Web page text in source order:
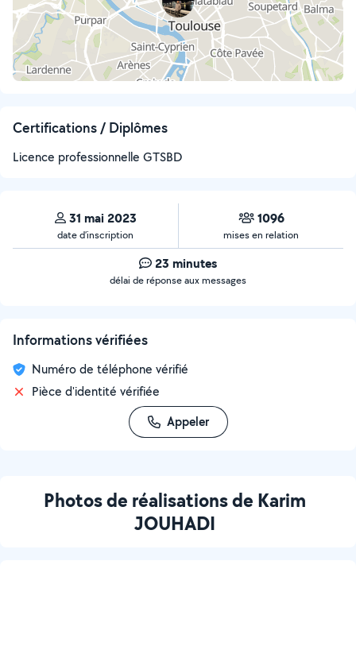
Certifications / Diplômes
Licence professionnelle GTSBD
31 mai 2023
date d’inscription
1096
mises en relation
23 minutes
délai de réponse aux messages
Informations vérifiées
Numéro de téléphone vérifié
Pièce d'identité vérifiée
Appeler
Photos de réalisations de Karim
JOUHADI